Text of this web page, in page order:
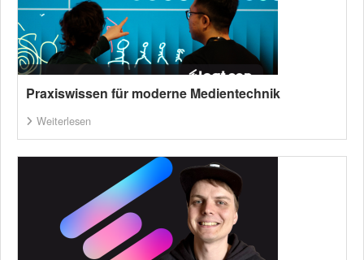
Praxiswissen für moderne Medientechnik
Weiterlesen